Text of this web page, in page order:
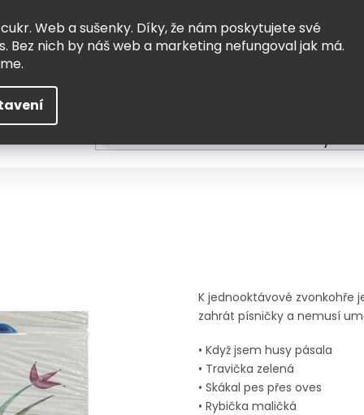
Web a sušenky. Díky, že nám poskytujete své
Bez nich by náš web a marketing nefungoval jak má.
K jednooktávové zvonkohře
zahrát písničky a nemusí
• Když jsem husy pásala
• Travička zelená
• Skákal pes přes oves
• Rybička maličká